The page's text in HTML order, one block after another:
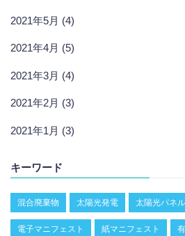
2021年5月 (4)
2021年4月 (5)
2021年3月 (4)
2021年2月 (3)
2021年1月 (3)
キーワード
混合廃棄物 太陽光発電 太陽光パネ
電子マニフェスト 紙マニフェスト